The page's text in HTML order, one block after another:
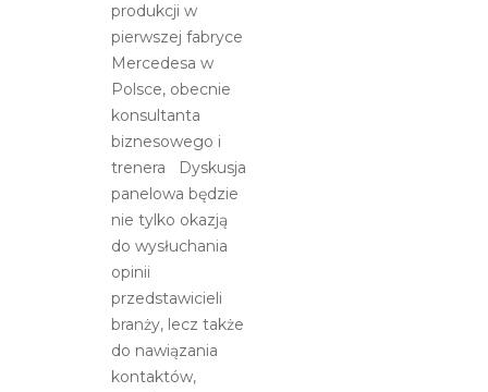
produkcji w
pierwszej fabryce
Mercedesa w
Polsce, obecnie
konsultanta
biznesowego i
trenera Dyskusja
panelowa będzie
nie tylko okazją
do wysłuchania
opinii
przedstawicieli
branży, lecz także
do nawiązania
kontaktów,